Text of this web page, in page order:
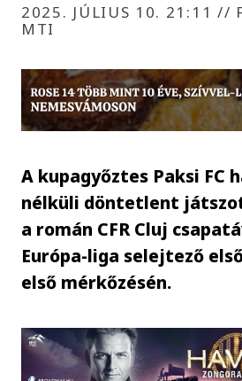
2025. JÚLIUS 10. 21:11 //
MTI
A kupagyőztes Paksi FC
nélküli döntetlent
a román CFR Cluj
Európa-liga selejtező
első mérkőzésén.